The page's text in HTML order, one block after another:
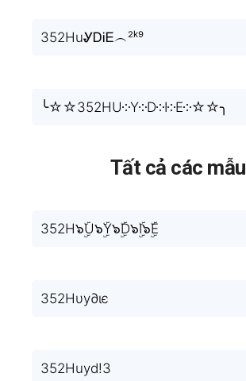
352HuᎽᎠᎥᎬ︵²ᵏ⁹
╰☆☆352HU༶Y༶D༶I༶E༶☆☆╮
Tất cả các mẫu
352H๖ۣۜU๖ۣۜY๖ۣۜD๖ۣۜI๖ۣۜE
352Hυу∂ιє
352Huyd!3